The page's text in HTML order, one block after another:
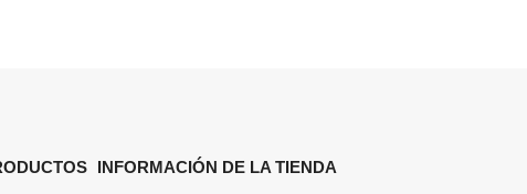
INFORMACIÓN DE LA TIENDA